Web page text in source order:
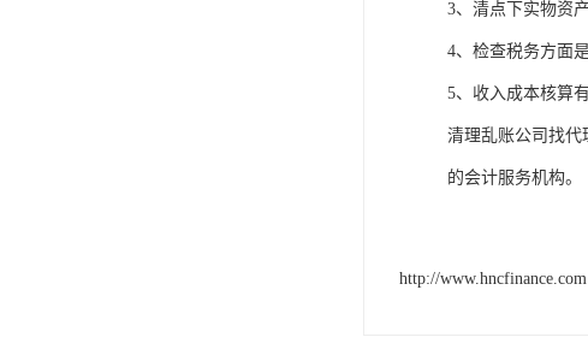
3、清点下实物资
4、检查税务方面
5、收入成本核算
清理乱账公司找代
的会计服务机构。
http://www.hncfinance.com